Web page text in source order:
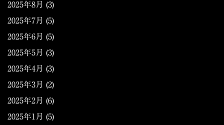
2025年8月 (3)
2025年7月 (5)
2025年6月 (5)
2025年5月 (3)
2025年4月 (3)
2025年3月 (2)
2025年2月 (6)
2025年1月 (5)